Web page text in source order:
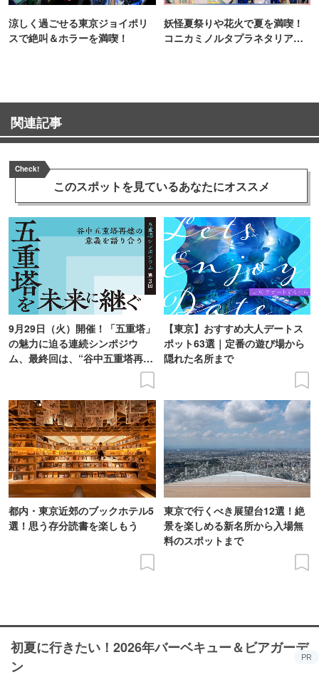
涼しく過ごせる東京ジョイポリ
スで絶叫＆ホラーを満喫！
妖怪夏祭りや花火で夏を満喫！
コニカミノルタプラネタリア
関連記事
Check!
このスポットを見ているあなたにオススメ
9月29日（火）開催！「五重塔」
の魅力に迫る連続シンポジウ
ム、最終回は、“谷中五重塔再建
【東京】おすすめ大人デートス
ポット63選｜定番の遊び場から
隠れた名所まで
都内・東京近郊のブックホテル5
選！思う存分読書を楽しもう
東京で行くべき展望台12選！絶
景を楽しめる新名所から入場無
料のスポットまで
初夏に行きたい！2026年バーベキュー＆ビアガーデ
ン
PR